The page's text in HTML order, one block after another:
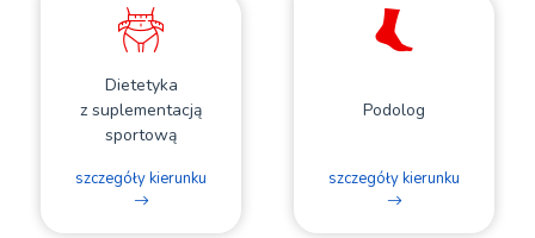
Dietetyka
z suplementacją
sportową
szczegóły kierunku
Podolog
szczegóły kierunku